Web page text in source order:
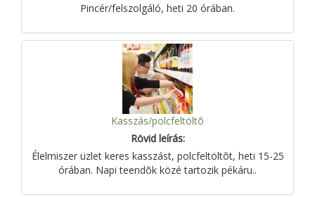
Pincér/felszolgáló, heti 20 órában.
Kasszás/polcfeltöltõ
Rövid leírás:
Élelmiszer üzlet keres kasszást, polcfeltöltõt, heti 15-25
órában. Napi teendõk közé tartozik pékáru..